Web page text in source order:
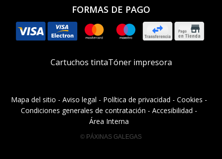
FORMAS DE PAGO
Cartuchos tintaTóner impresora
Mapa del sitio - Aviso legal - Política de privacidad - Cookies -
Condiciones generales de contratación - Accesibilidad -
Área Interna
© PÁXINAS GALEGAS